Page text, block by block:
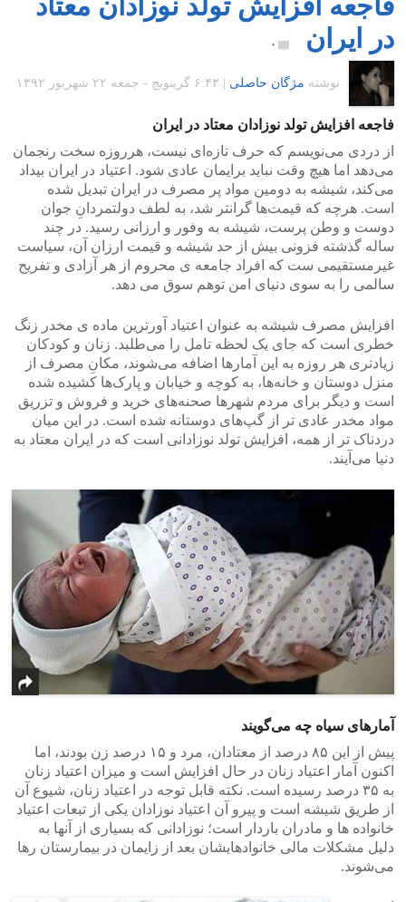
در ایران
۰
نوشته مژگان حاصلی ۶:۴۳ گرينويچ - جمعه ۲۲ شهریور ۱۳۹۲
فاجعه افزایش تولد نوزادان معتاد در ایران
از دردی می‌نویسم که حرف تازه‌ا‌ی نیست، هرروزه سخت رنجمان
می‌دهد اما هیچ وقت نباید برایمان عادی شود. اعتیاد در ایران بیداد
می‌کند، شیشه به دومین مواد پر مصرف در ایران تبدیل شده
است. هرچه که قیمت‌ها گرانتر شد، به لطف دولتمردانِ جوان
دوست و وطن پرست، شیشه به وفور و ارزانی رسید. در چند
ساله گذشته فزونی بیش از حد شیشه و قیمت ارزان آن، سیاست
غیرمستقیمی‌ ‌ست که افراد جامعه ی محروم از هر آزادی و تفریح
سالمی را به سوی دنیای امن توهم سوق می دهد.
افزایش مصرف شیشه به عنوان اعتیاد آورترین ماده ی مخدر زنگ
خطری است که جای یک لحظه تامل را می‌طلبد. زنان و کودکان
زیادتری هر روزه به این آمار‌ها اضافه می‌شوند، مکانِ مصرف از
منزل دوستان و خانه‌ها، به کوچه‌ و خیابان‌ و پارک‌ها کشیده شده
است و دیگر برای مردم شهر‌ها صحنه‌های خرید و فروش و تزریق
مواد مخدر عادی تر از گپ‌های دوستانه شده است. در این میان
دردناک تر از همه، افزایش تولد نوزادانی‌ است که در ایران معتاد به
دنیا می‌آیند.
آمار‌های سیاه چه می‌‌گویند
پیش از این ۸۵ درصد از معتادان، مرد و ۱۵ درصد زن بودند، اما
اکنون آمار اعتیاد زنان در حال افزایش است و میزان اعتیاد زنان
به ۳۵ درصد رسیده است. نکته قابل توجه در اعتیاد زنان، شیوع آن
از طریق شیشه است و پیرو آن اعتیاد نوزادان یکی از تبعات اعتیاد
خانواده ها و مادران باردار است؛ نوزادانی‌ که بسیاری از آنها به
دلیل مشکلات مالی خانوادهایشان بعد از زایمان در بیمارستان رها
می‌شوند.